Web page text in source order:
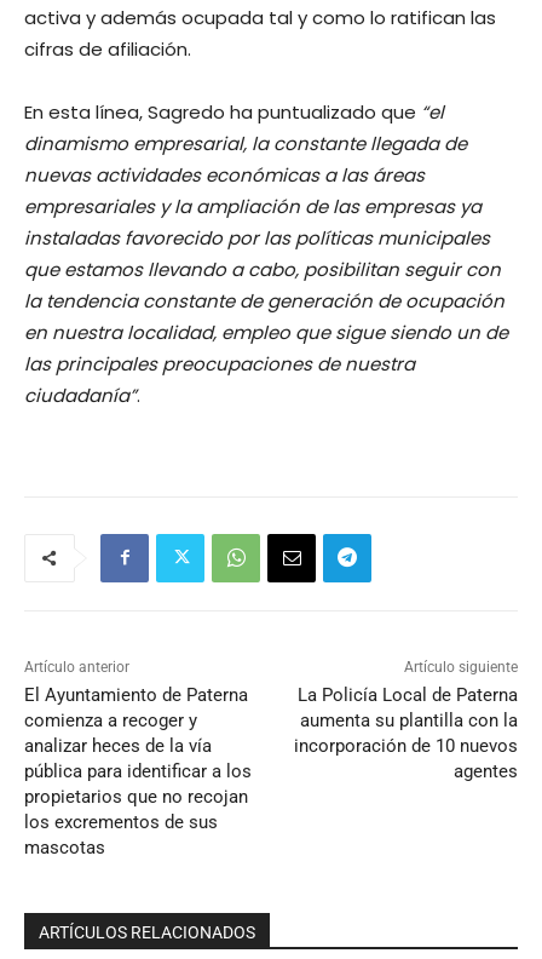
activa y además ocupada tal y como lo ratifican las
cifras de afiliación.
En esta línea, Sagredo ha puntualizado que “el
dinamismo empresarial, la constante llegada de
nuevas actividades económicas a las áreas
empresariales y la ampliación de las empresas ya
instaladas favorecido por las políticas municipales
que estamos llevando a cabo, posibilitan seguir con
la tendencia constante de generación de ocupación
en nuestra localidad, empleo que sigue siendo un de
las principales preocupaciones de nuestra
ciudadanía”.
Artículo anterior
El Ayuntamiento de Paterna
comienza a recoger y
analizar heces de la vía
pública para identificar a los
propietarios que no recojan
los excrementos de sus
mascotas
Artículo siguiente
La Policía Local de Paterna
aumenta su plantilla con la
incorporación de 10 nuevos
agentes
ARTÍCULOS RELACIONADOS